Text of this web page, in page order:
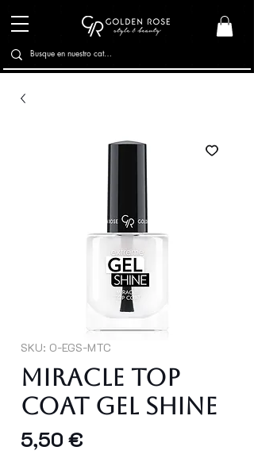
SKU: O-EGS-MTC
MIRACLE TOP
COAT GEL SHINE
5,50 €